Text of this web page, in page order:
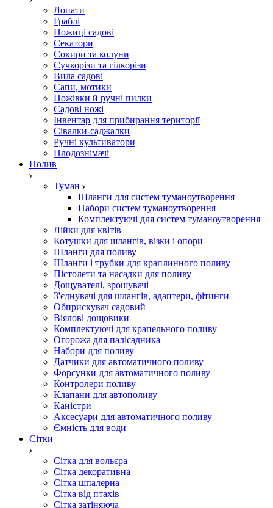
Лопати
Граблі
Ножиці садові
Секатори
Сокири та колуни
Сучкорізи та гілкорізи
Вила садові
Сапи, мотики
Ножівки й ручні пилки
Садові ножі
Інвентар для прибирання території
Сівалки-саджалки
Ручні культиватори
Плодознімачі
Полив
Туман
Шланги для систем туманоутворення
Набори систем туманоутворення
Комплектуючі для систем туманоутворення
Лійки для квітів
Котушки для шлангів, візки і опори
Шланги для поливу
Шланги і трубки для краплинного поливу
Пістолети та насадки для поливу
Дощувателі, зрошувачі
З'єднувачі для шлангів, адаптери, фітинги
Обприскувач садовий
Віялові дощовики
Комплектуючі для крапельного поливу
Огорожа для палісадника
Набори для поливу
Датчики для автоматичного поливу
Форсунки для автоматичного поливу
Контролери поливу
Клапани для автополиву
Каністри
Аксесуари для автоматичного поливу
Ємність для води
Сітки
Сітка для вольєра
Сітка декоративна
Сітка шпалерна
Сітка від птахів
Сітка затіняюча